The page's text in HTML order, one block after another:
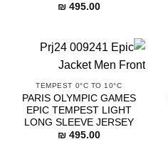
₪495.00
TEMPEST 0°C TO 10°C
PARIS OLYMPIC GAMES
EPIC TEMPEST LIGHT
LONG SLEEVE JERSEY
₪495.00